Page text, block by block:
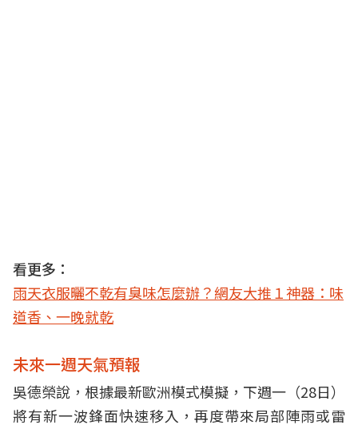
看更多：
雨天衣服曬不乾有臭味怎麼辦？網友大推１神器：味
道香、一晚就乾
未來一週天氣預報
吳德榮說，根據最新歐洲模式模擬，下週一（28日）
將有新一波鋒面快速移入，再度帶來局部陣雨或雷